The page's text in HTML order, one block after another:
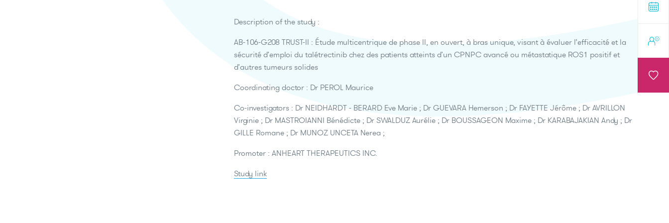
Description of the study :
AB-106-G208 TRUST-II : Étude multicentrique de phase II, en ouvert, à bras unique, visant à évaluer l’efficacité et la
sécurité d’emploi du talétrectinib chez des patients atteints d’un CPNPC avancé ou métastatique ROS1 positif et
d’autres tumeurs solides
Coordinating doctor : Dr PEROL Maurice
Co-investigators : Dr NEIDHARDT - BERARD Eve Marie ; Dr GUEVARA Hemerson ; Dr FAYETTE Jérôme ; Dr AVRILLON
Virginie ; Dr MASTROIANNI Bénédicte ; Dr SWALDUZ Aurélie ; Dr BOUSSAGEON Maxime ; Dr KARABAJAKIAN Andy ; Dr
GILLE Romane ; Dr MUNOZ UNCETA Nerea ;
Promoter : ANHEART THERAPEUTICS INC.
Study link